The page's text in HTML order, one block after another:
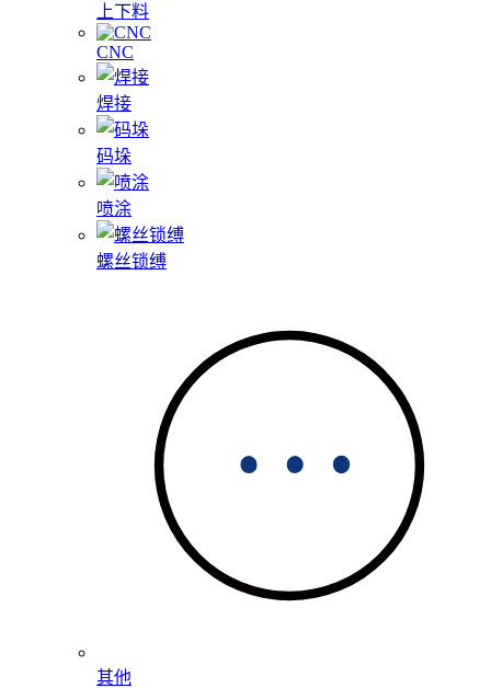
上下料
CNC
焊接
码垛
喷涂
螺丝锁缚
其他